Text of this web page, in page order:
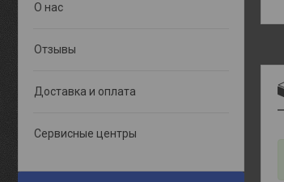
О нас
Отзывы
Доставка и оплата
Сервисные центры